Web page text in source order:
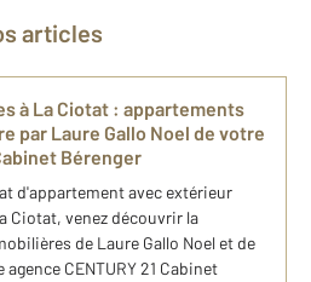
articles
à La Ciotat : appartements
par Laure Gallo Noel de votre
Bérenger
d'appartement avec extérieur
Ciotat, venez découvrir la
de Laure Gallo Noel et de
CENTURY 21 Cabinet